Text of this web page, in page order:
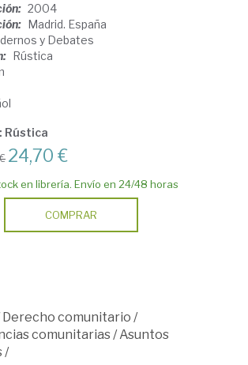
2004
Madrid. España
y Debates
Rústica
Rústica
24,70 €
en librería. Envío en 24/48 horas
COMPRAR
Derecho comunitario /
comunitarias/Asuntos
/